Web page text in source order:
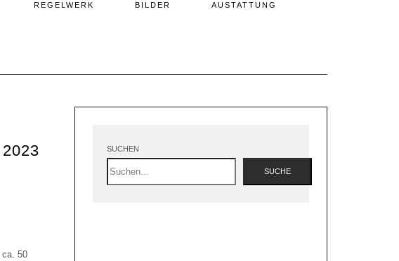
REGELWERK BILDER AUSTATTUNG
ca. 50
SUCHEN
SUCHE